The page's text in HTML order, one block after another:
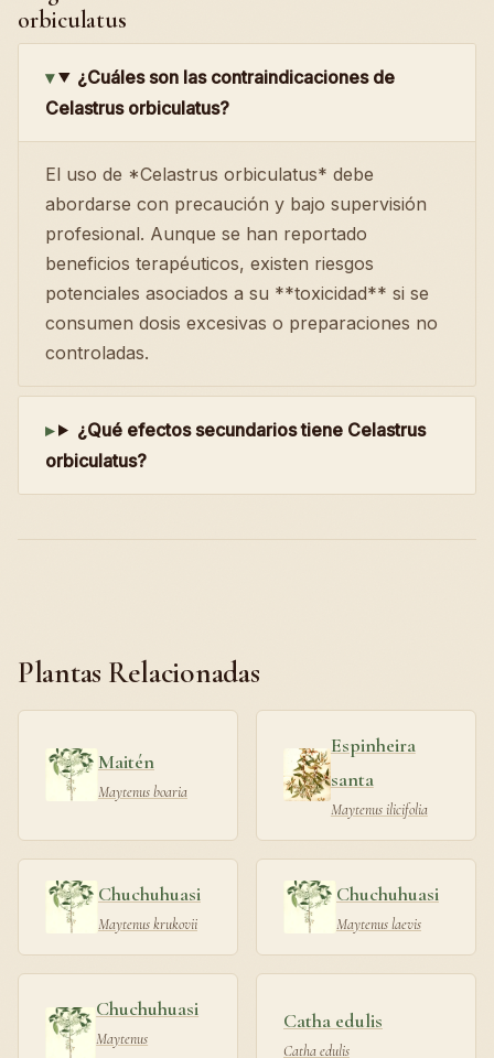
orbiculatus
¿Cuáles son las contraindicaciones de
Celastrus orbiculatus?
El uso de *Celastrus orbiculatus* debe
abordarse con precaución y bajo supervisión
profesional. Aunque se han reportado
beneficios terapéuticos, existen riesgos
potenciales asociados a su **toxicidad** si se
consumen dosis excesivas o preparaciones no
controladas.
¿Qué efectos secundarios tiene Celastrus
orbiculatus?
Plantas Relacionadas
Maitén
Maytenus boaria
Espinheira
santa
Maytenus ilicifolia
Chuchuhuasi
Maytenus krukovii
Chuchuhuasi
Maytenus laevis
Chuchuhuasi
Maytenus
Catha edulis
Catha edulis